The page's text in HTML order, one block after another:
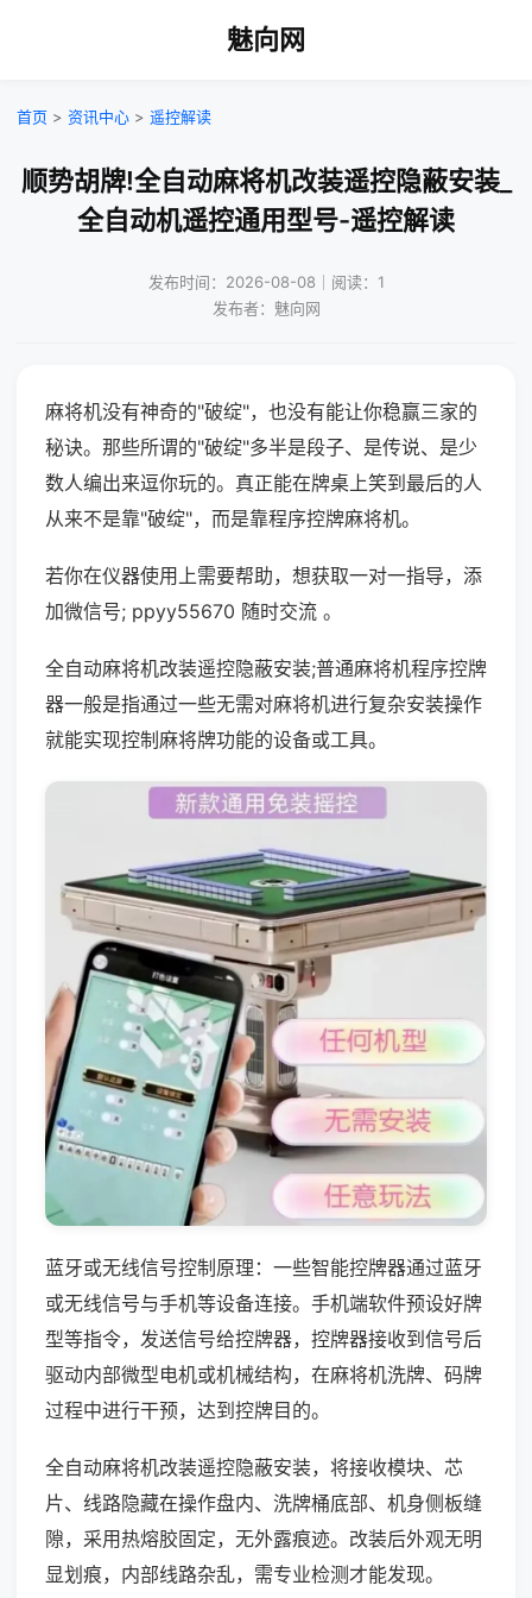
魅向网
首页 > 资讯中心 > 遥控解读
顺势胡牌!全自动麻将机改装遥控隐蔽安装_
全自动机遥控通用型号-遥控解读
发布时间：2026-08-08｜阅读：1
发布者：魅向网
麻将机没有神奇的"破绽"，也没有能让你稳赢三家的
秘诀。那些所谓的"破绽"多半是段子、是传说、是少
数人编出来逗你玩的。真正能在牌桌上笑到最后的人
从来不是靠"破绽"，而是靠程序控牌麻将机。
若你在仪器使用上需要帮助，想获取一对一指导，添
加微信号; ppyy55670 随时交流 。
全自动麻将机改装遥控隐蔽安装;普通麻将机程序控牌
器一般是指通过一些无需对麻将机进行复杂安装操作
就能实现控制麻将牌功能的设备或工具。
蓝牙或无线信号控制原理：一些智能控牌器通过蓝牙
或无线信号与手机等设备连接。手机端软件预设好牌
型等指令，发送信号给控牌器，控牌器接收到信号后
驱动内部微型电机或机械结构，在麻将机洗牌、码牌
过程中进行干预，达到控牌目的。
全自动麻将机改装遥控隐蔽安装，将接收模块、芯
片、线路隐藏在操作盘内、洗牌桶底部、机身侧板缝
隙，采用热熔胶固定，无外露痕迹。改装后外观无明
显划痕，内部线路杂乱，需专业检测才能发现。